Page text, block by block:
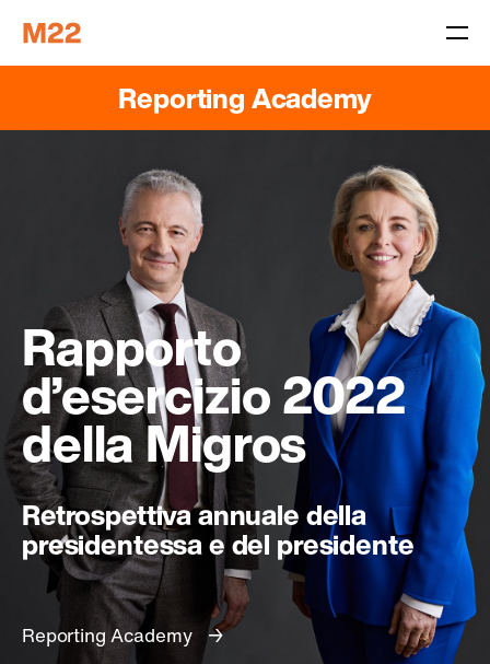
Reporting Academy
Rapporto
d’esercizio 2022
della Migros
Retrospettiva annuale della
presidentessa e del presidente
Reporting Academy